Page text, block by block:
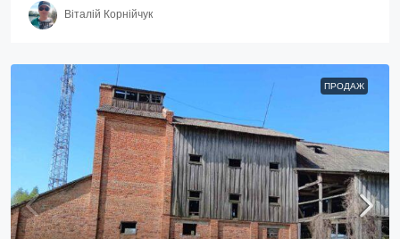
Віталій Корнійчук
ПРОДАЖ